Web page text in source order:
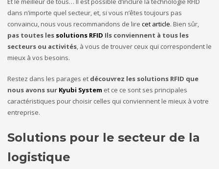
dans n’importe quel secteur, et, si vous n’êtes toujours pas
convaincu, nous vous recommandons de lire cet article. Bien sûr,
pas toutes les solutions RFID Ils conviennent à tous les
secteurs ou activités, à vous de trouver ceux qui correspondent le
mieux à vos besoins.
Restez dans les parages et découvrez les solutions RFID que
nous avons sur Kyubi System et ce ce sont ses principales
caractéristiques pour choisir celles qui conviennent le mieux à votre
entreprise.
Solutions pour le secteur de la
logistique